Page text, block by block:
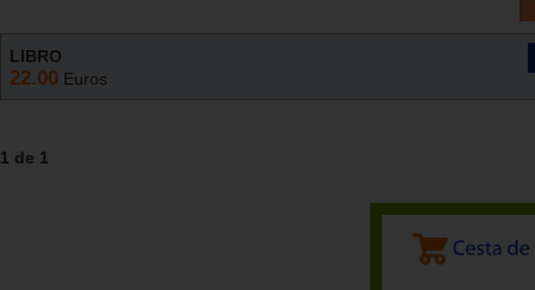
LIBRO
22.00 Euros
1 de 1